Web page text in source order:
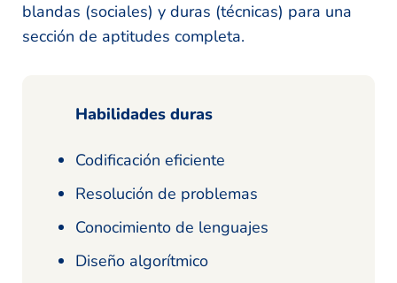
blandas (sociales) y duras (técnicas) para una
sección de aptitudes completa.
Habilidades duras
Codificación eficiente
Resolución de problemas
Conocimiento de lenguajes
Diseño algorítmico